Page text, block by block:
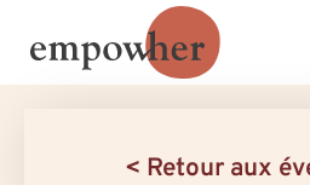
< Retour aux